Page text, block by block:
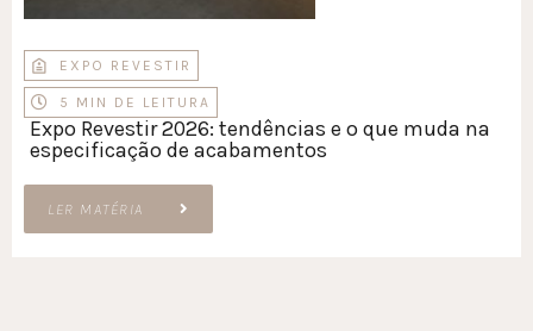
EXPO REVESTIR
5 MIN DE LEITURA
Expo Revestir 2026: tendências e o que muda na
especificação de acabamentos
LER MATÉRIA